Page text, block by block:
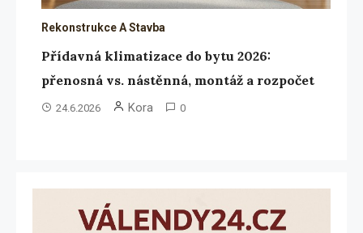
Rekonstrukce A Stavba
Přídavná klimatizace do bytu 2026:
přenosná vs. nástěnná, montáž a rozpočet
24.6.2026 Kora 0